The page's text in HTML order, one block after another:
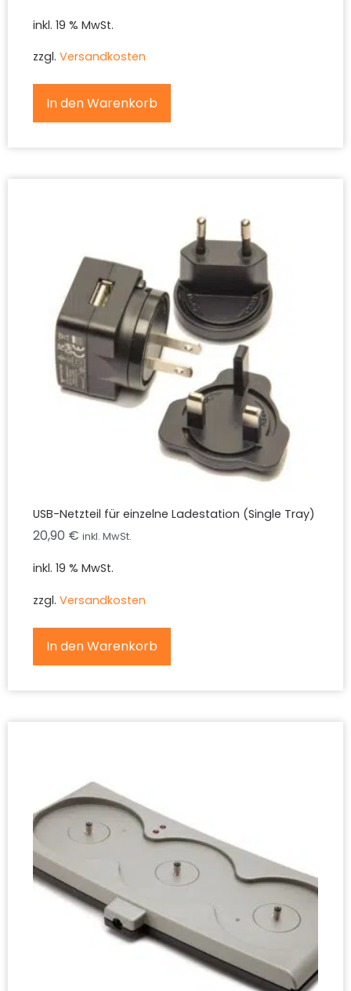
inkl. 19 % MwSt.
zzgl. Versandkosten
In den Warenkorb
USB-Netzteil für einzelne Ladestation (Single Tray)
20,90 € inkl. MwSt.
inkl. 19 % MwSt.
zzgl. Versandkosten
In den Warenkorb